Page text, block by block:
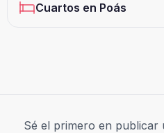
Cuartos en Poás
Sé el primero en publicar